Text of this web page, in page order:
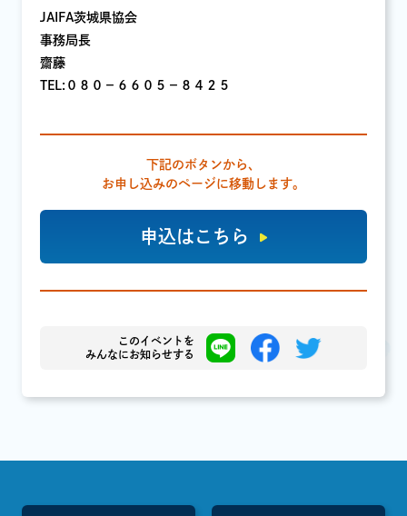
JAIFA茨城県協会
事務局長
齋藤
TEL:０８０－６６０５－８４２５
下記のボタンから、
お申し込みのページに移動します。
申込はこちら
このイベントを
みんなにお知らせする